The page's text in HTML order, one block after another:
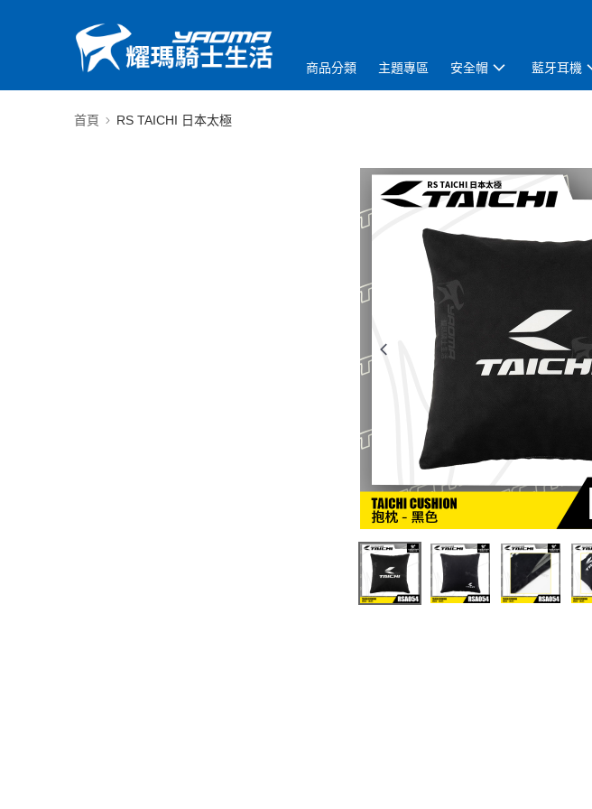
商品分類 主題專區 安全帽 藍牙耳機
首頁 RS TAICHI 日本太極